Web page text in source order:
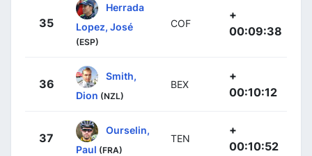
35
Herrada
Lopez, José
(ESP)
COF
+
00:09:38
36
Smith,
Dion (NZL)
BEX
+
00:10:12
37
Ourselin,
Paul (FRA)
TEN
+
00:10:52